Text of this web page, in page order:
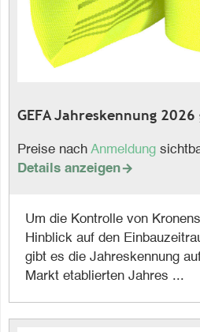
GEFA Jahreskennung 2026
Preise nach Anmeldung
Details anzeigen
Um die Kontrolle von
Hinblick auf den
gibt es die Jahreskennung
Markt etablierten Jahres ...